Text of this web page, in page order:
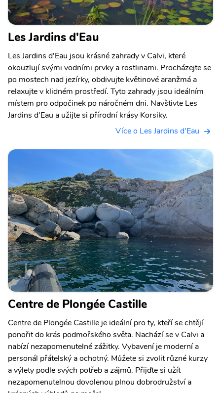
Les Jardins d'Eau
Les Jardins d'Eau jsou krásné zahrady v Calvi, které
okouzlují svými vodními prvky a rostlinami. Procházejte se
po mostech nad jezírky, obdivujte květinové aranžmá a
relaxujte v klidném prostředí. Tyto zahrady jsou ideálním
místem pro odpočinek po náročném dni. Navštivte Les
Jardins d'Eau a užijte si přírodní krásy Korsiky.
Více o Les Jardins d'Eau
Centre de Plongée Castille
Centre de Plongée Castille je ideální pro ty, kteří se chtějí
ponořit do krás podmořského světa. Nachází se v Calvi a
nabízí nezapomenutelné zážitky. Vybavení je moderní a
personál přátelský a ochotný. Můžete si zvolit různé kurzy
a výlety podle svých potřeb a zájmů. Přijďte si užít
nezapomenutelnou dovolenou plnou dobrodružství a